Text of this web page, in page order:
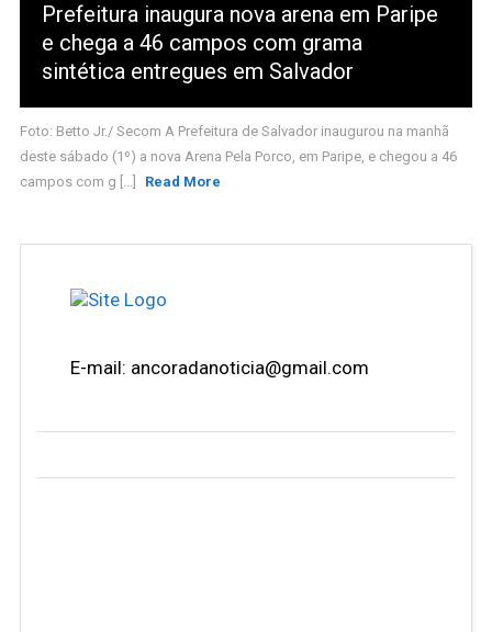
Prefeitura inaugura nova arena em Paripe
e chega a 46 campos com grama
sintética entregues em Salvador
Foto: Betto Jr./ Secom A Prefeitura de Salvador inaugurou na manhã
deste sábado (1º) a nova Arena Pela Porco, em Paripe, e chegou a 46
campos com g [...]
Read More
E-mail: ancoradanoticia@gmail.com